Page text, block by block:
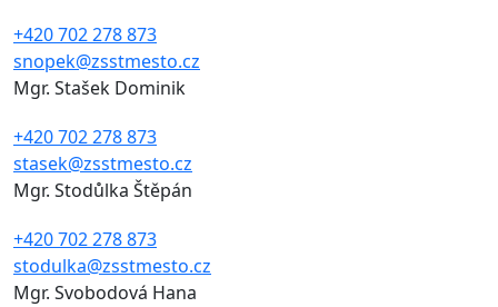
+420 702 278 873
snopek@zsstmesto.cz
Mgr. Stašek Dominik
+420 702 278 873
stasek@zsstmesto.cz
Mgr. Stodůlka Štěpán
+420 702 278 873
stodulka@zsstmesto.cz
Mgr. Svobodová Hana